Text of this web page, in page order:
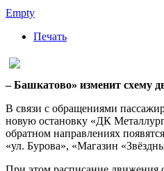
Empty
Печать
– Башкатово» изменит схему
В связи с обращениями
новую остановку «ДК
обратном направлениях
«ул. Бурова», «Магазин